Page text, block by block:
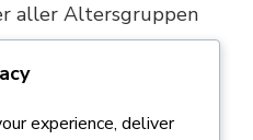
aller Altersgruppen
kann ein Platz mit
ein
Jahren empfehlen.
experience, deliver